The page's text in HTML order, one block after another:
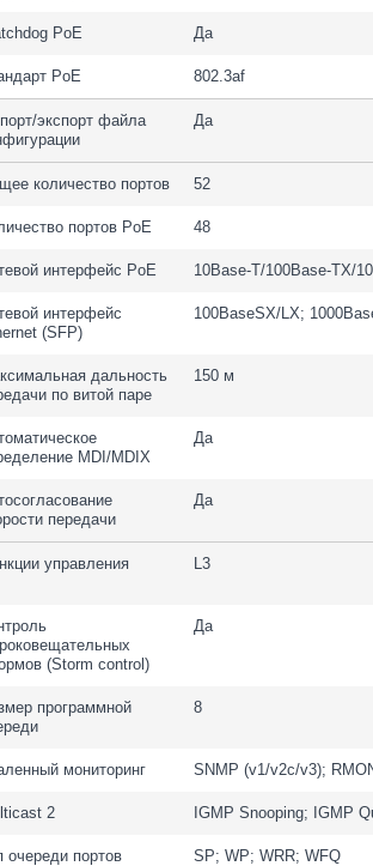
PoE Да
PoE 802.3af
экспорт файла
Да
количество портов 52
портов PoE 48
интерфейс PoE 10Base-T/100Base-TX/
интерфейс
(SFP)
100BaseSX/LX;
дальность
по витой паре
150 м
MDI/MDIX
Да
передачи
Да
управления L3
(Storm control)
Да
программной
8
мониторинг SNMP (v1/v2c/v3);
2 IGMP Snooping; IGMP
очереди портов SP; WP; WRR; WFQ